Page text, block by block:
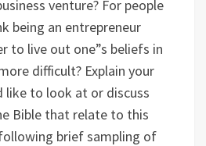
venture? For people
being an entrepreneur
to live out one”s beliefs in
difficult? Explain your
like to look at or discuss
Bible that relate to this
brief sampling of